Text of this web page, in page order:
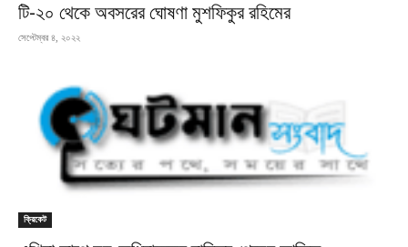
টি-২০ থেকে অবসরের ঘোষণা মুশফিকুর রহিমের
সেপ্টেম্বর ৪, ২০২২
ক্রিকেট